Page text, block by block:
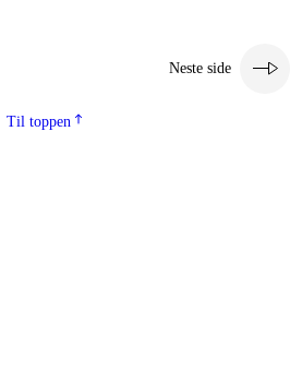
Neste side
Til toppen